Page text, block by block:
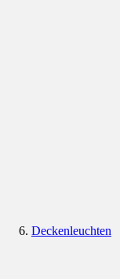
Deckenleuchten